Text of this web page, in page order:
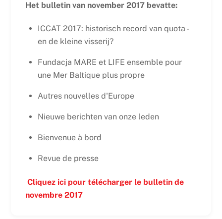
Het bulletin van november 2017 bevatte:
ICCAT 2017: historisch record van quota -
en de kleine visserij?
Fundacja MARE et LIFE ensemble pour
une Mer Baltique plus propre
Autres nouvelles d'Europe
Nieuwe berichten van onze leden
Bienvenue à bord
Revue de presse
Cliquez ici pour télécharger le bulletin de
novembre 2017